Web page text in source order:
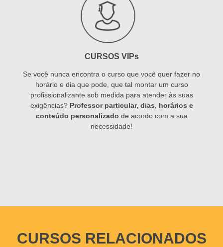
CURSOS VIPs
Se você nunca encontra o curso que você quer fazer no
horário e dia que pode, que tal montar um curso
profissionalizante sob medida para atender às suas
exigências? Professor particular, dias, horários e
conteúdo personalizado de acordo com a sua
necessidade!
CURSOS RELACIONADOS